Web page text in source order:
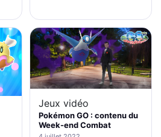
Jeux vidéo
Pokémon GO : contenu du
Week-end Combat